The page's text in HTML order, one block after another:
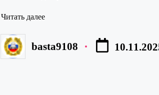
Читать далее
Запись
от
basta9108